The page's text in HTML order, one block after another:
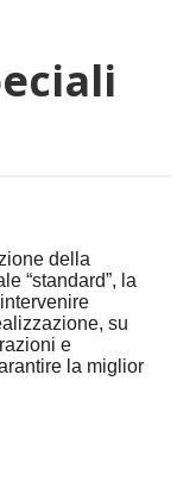
della
“standard”, la
su
e
la miglior